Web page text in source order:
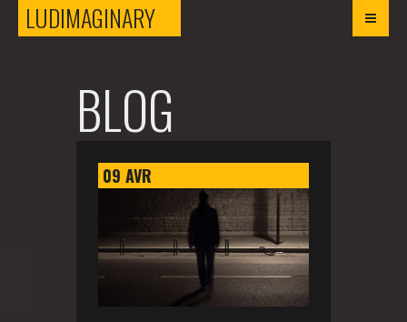
LUDIMAGINARYLUDIMAGINARY
BLOG
09 AVR